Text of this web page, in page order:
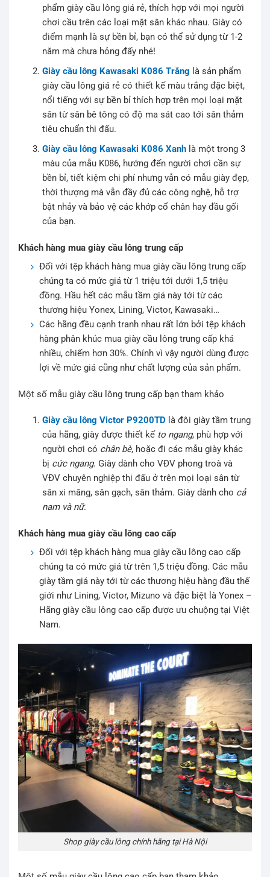
phẩm giày cầu lông giá rẻ, thích hợp với mọi người
chơi cầu trên các loại mặt sân khác nhau. Giày có
điểm mạnh là sự bền bỉ, bạn có thể sử dụng từ 1-2
năm mà chưa hỏng đấy nhé!
Giày cầu lông Kawasaki K086 Trắng là sản phẩm
giày cầu lông giá rẻ có thiết kế màu trắng đặc biệt,
nổi tiếng với sự bền bỉ thích hợp trên mọi loại mặt
sân từ sân bê tông có độ ma sát cao tới sân thảm
tiêu chuẩn thi đấu.
Giày cầu lông Kawasaki K086 Xanhlà một trong 3
màu của mẫu K086, hướng đến người chơi cần sự
bền bỉ, tiết kiệm chi phí nhưng vẫn có mẫu giày đẹp,
thời thượng mà vẫn đầy đủ các công nghệ, hỗ trợ
bật nhảy và bảo vệ các khớp cổ chân hay đầu gối
của bạn.
Khách hàng mua giày cầu lông trung cấp
Đối với tệp khách hàng mua giày cầu lông trung cấp
chúng ta có mức giá từ 1 triệu tới dưới 1,5 triệu
đồng. Hầu hết các mẫu tầm giá này tới từ các
thương hiệu Yonex, Lining, Victor, Kawasaki…
Các hãng đều cạnh tranh nhau rất lớn bởi tệp khách
hàng phân khúc mua giày cầu lông trung cấp khá
nhiều, chiếm hơn 30%. Chính vì vậy người dùng được
lợi về mức giá cũng như chất lượng của sản phẩm.
Một số mẫu giày cầu lông trung cấp bạn tham khảo
Giày cầu lông Victor P9200TDlà đôi giày tầm trung
của hãng, giày được thiết kế to ngang, phù hợp với
người chơi có chân bè, hoặc đi các mẫu giày khác
bị cức ngang. Giày dành cho VĐV phong troà và
VĐV chuyên nghiệp thi đấu ở trên mọi loại sân từ
sân xi măng, sân gạch, sân thảm. Giày dành cho cả
nam và nữ.
Khách hàng mua giày cầu lông cao cấp
Đối với tệp khách hàng mua giày cầu lông cao cấp
chúng ta có mức giá từ trên 1,5 triệu đồng. Các mẫu
giày tầm giá này tới từ các thương hiệu hàng đầu thế
giới như Lining, Victor, Mizuno và đặc biệt là Yonex –
Hãng giày cầu lông cao cấp được ưu chuộng tại Việt
Nam.
Shop giày cầu lông chính hãng tại Hà Nội